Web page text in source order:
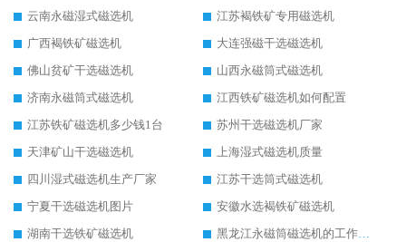
云南永磁湿式磁选机
江苏褐铁矿专用磁选机
广西褐铁矿磁选机
大连强磁干选磁选机
佛山贫矿干选磁选机
山西永磁筒式磁选机
济南永磁筒式磁选机
江西铁矿磁选机如何配置
江苏铁矿磁选机多少钱1台
苏州干选磁选机厂家
天津矿山干选磁选机
上海湿式磁选机质量
四川湿式磁选机生产厂家
江苏干选筒式磁选机
宁夏干选磁选机图片
安徽水选褐铁矿磁选机
湖南干选铁矿磁选机
黑龙江永磁筒磁选机的工作原理